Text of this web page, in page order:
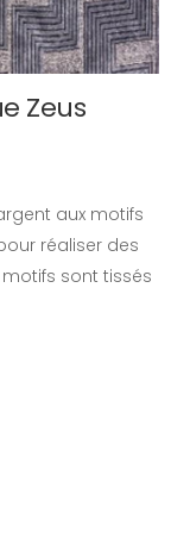
Zeus
aux motifs
réaliser des
sont tissés